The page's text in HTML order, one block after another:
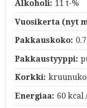
Alkoholi: 11 t-%
Vuosikerta (nyt
Pakkauskoko:
Pakkaustyyppi:
Korkki:
Energiaa: 60 kcal